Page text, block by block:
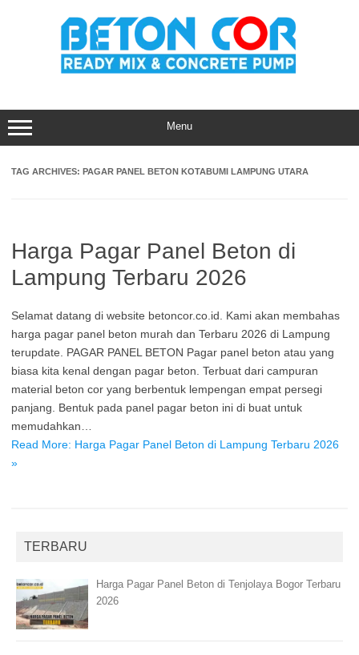
Menu
TAG ARCHIVES: PAGAR PANEL BETON KOTABUMI LAMPUNG UTARA
Harga Pagar Panel Beton di
Lampung Terbaru 2026
Selamat datang di website betoncor.co.id. Kami akan membahas
harga pagar panel beton murah dan Terbaru 2026 di Lampung
terupdate. PAGAR PANEL BETON Pagar panel beton atau yang
biasa kita kenal dengan pagar beton. Terbuat dari campuran
material beton cor yang berbentuk lempengan empat persegi
panjang. Bentuk pada panel pagar beton ini di buat untuk
memudahkan…
Read More: Harga Pagar Panel Beton di Lampung Terbaru 2026
»
TERBARU
Harga Pagar Panel Beton di Tenjolaya Bogor Terbaru
2026